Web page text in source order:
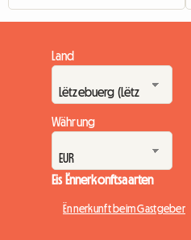
Land
Währung
Eis Ënnerkonftsaarten
Ënnerkunft beim Gastgeber